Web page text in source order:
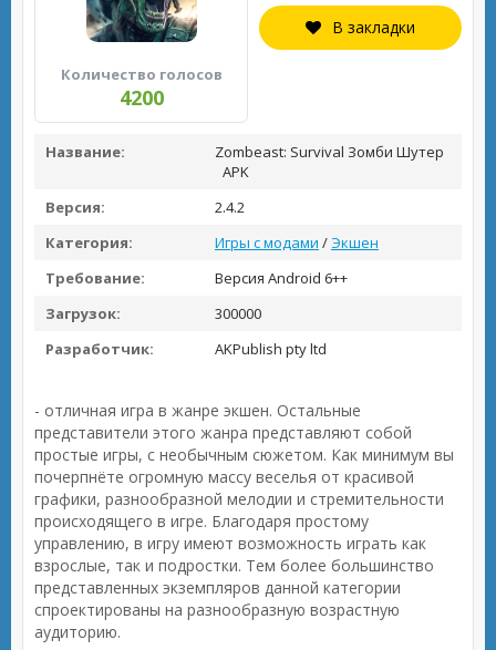
Количество голосов
4200
В закладки
Название:
Zombeast: Survival Зомби Шутер
APK
Версия:
2.4.2
Категория:
Игры с модами / Экшен
Требование:
Версия Android 6++
Загрузок:
300000
Разработчик:
AKPublish pty ltd
- отличная игра в жанре экшен. Остальные
представители этого жанра представляют собой
простые игры, с необычным сюжетом. Как минимум вы
почерпнёте огромную массу веселья от красивой
графики, разнообразной мелодии и стремительности
происходящего в игре. Благодаря простому
управлению, в игру имеют возможность играть как
взрослые, так и подростки. Тем более большинство
представленных экземпляров данной категории
спроектированы на разнообразную возрастную
аудиторию.